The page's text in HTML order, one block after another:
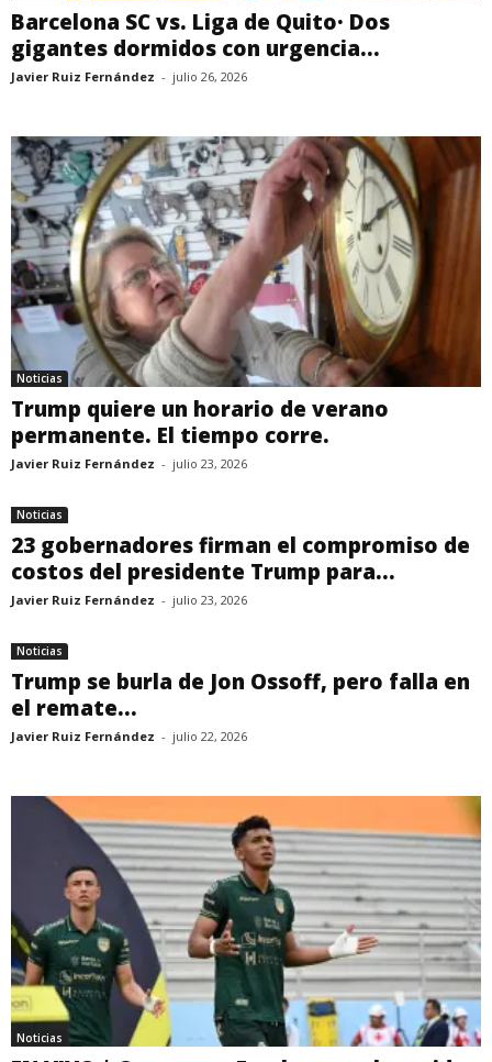
Barcelona SC vs. Liga de Quito· Dos
gigantes dormidos con urgencia...
Javier Ruiz Fernández - julio 26, 2026
Noticias
Trump quiere un horario de verano
permanente. El tiempo corre.
Javier Ruiz Fernández - julio 23, 2026
Noticias
23 gobernadores firman el compromiso de
costos del presidente Trump para...
Javier Ruiz Fernández - julio 23, 2026
Noticias
Trump se burla de Jon Ossoff, pero falla en
el remate...
Javier Ruiz Fernández - julio 22, 2026
Noticias